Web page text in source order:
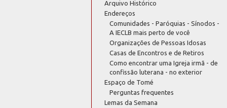
Arquivo Histórico
Endereços
Comunidades - Paróquias - Sínodos -
A IECLB mais perto de você
Organizações de Pessoas Idosas
Casas de Encontros e de Retiros
Como encontrar uma Igreja irmã - de
confissão luterana - no exterior
Espaço de Tomé
Perguntas frequentes
Lemas da Semana